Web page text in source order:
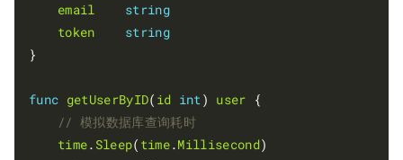
email
string
token
string
}
func getUserByID( id int) user {
// 模拟数据库查询耗时
time. Sleep( time.Millisecond)